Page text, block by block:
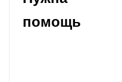
помощь